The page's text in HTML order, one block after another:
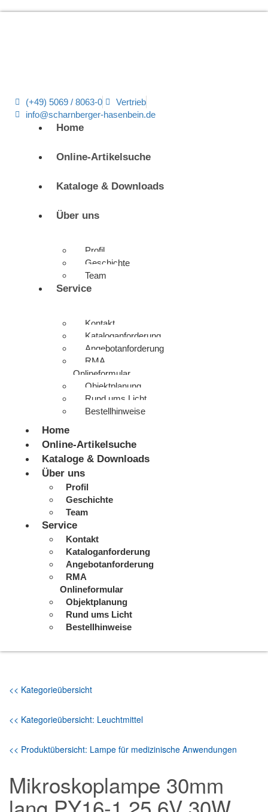
(+49) 5069 / 8063-0
Vertrieb
info@scharnberger-hasenbein.de
Home
Online-Artikelsuche
Kataloge & Downloads
Über uns
Profil
Geschichte
Team
Service
Kontakt
Kataloganforderung
Angebotanforderung
RMA
Onlineformular
Objektplanung
Rund ums Licht
Bestellhinweise
Home
Online-Artikelsuche
Kataloge & Downloads
Über uns
Profil
Geschichte
Team
Service
Kontakt
Kataloganforderung
Angebotanforderung
RMA
Onlineformular
Objektplanung
Rund ums Licht
Bestellhinweise
<< Kategorieübersicht
<< Kategorieübersicht: Leuchtmittel
<< Produktübersicht: Lampe für medizinische Anwendungen
Mikroskoplampe 30mm